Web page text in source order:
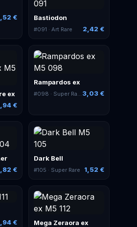
€ Bastiodon
#091 · Art Rare 2,42 €
ex
€
Rampardos ex
#098 · Super Rare 3,03 €
€
Dark Bell
#105 · Super Rare 1,52 €
€ Mega Zeraora ex